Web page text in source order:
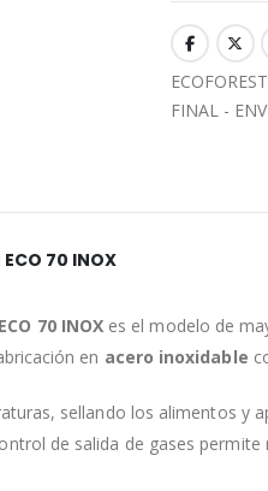
FINAL -
70 INOX
70 INOX es el modelo de
en acero inoxidable
sellando los alimentos y
de salida de gases